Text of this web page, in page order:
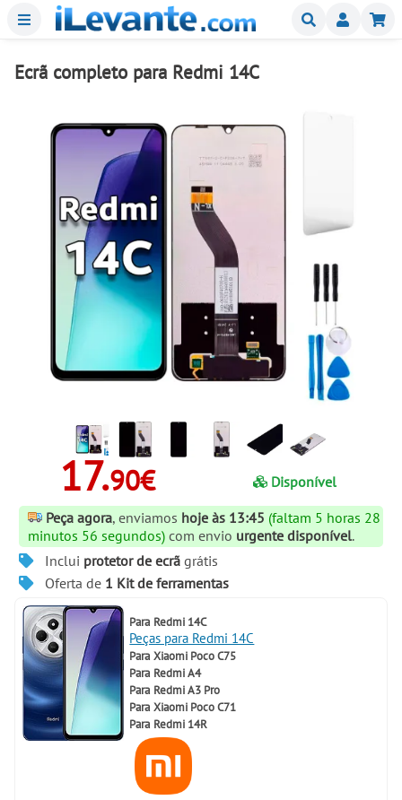
Menu Buscar
Ecrã completo para Redmi 14C
17.90€
Disponível
Peça agora, enviamos hoje às 13:45 (faltam 5 horas 28
minutos 56 segundos) com envio urgente disponível.
Inclui protetor de ecrãgrátis
Oferta de 1 Kit de ferramentas
Para Redmi 14C
Peças para Redmi 14C
Para Xiaomi Poco C75
Para Redmi A4
Para Redmi A3 Pro
Para Xiaomi Poco C71
Para Redmi 14R